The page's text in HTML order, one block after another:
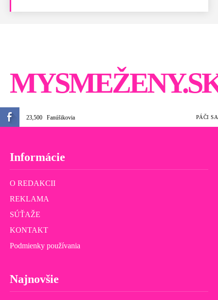
23,500 Fanúšikovia PÁČI SA
Informácie
O REDAKCII
REKLAMA
SÚŤAŽE
KONTAKT
Podmienky používania
Najnovšie